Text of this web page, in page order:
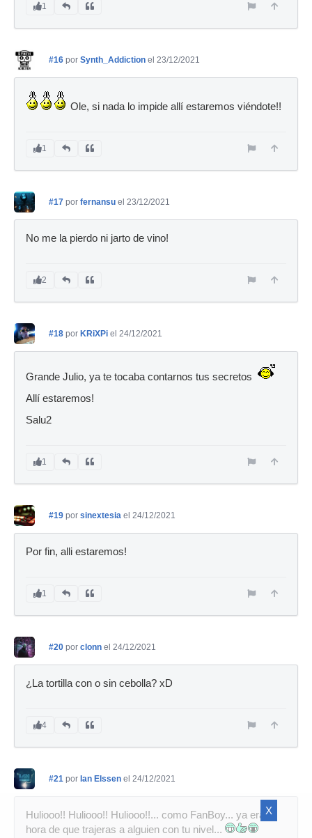
1
#16 por Synth_Addiction el 23/12/2021
Ole, si nada lo impide allí estaremos viéndote!!
1
#17 por fernansu el 23/12/2021
No me la pierdo ni jarto de vino!
2
#18 por KRiXPi el 24/12/2021
Grande Julio, ya te tocaba contarnos tus secretos
Allí estaremos!
Salu2
1
#19 por sinextesia el 24/12/2021
Por fin, alli estaremos!
1
#20 por clonn el 24/12/2021
¿La tortilla con o sin cebolla? xD
4
#21 por Ian Elssen el 24/12/2021
Huliooo!! Huliooo!! Huliooo!!... como FanBoy... ya era
hora de que trajeras a alguien con tu nivel...
X